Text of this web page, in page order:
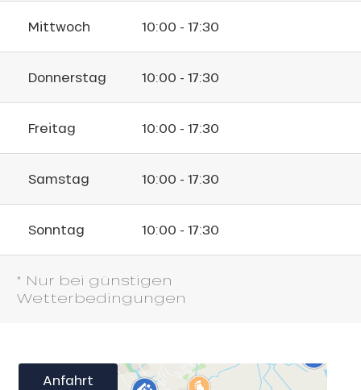
Mittwoch 10:00 - 17:30
Donnerstag 10:00 - 17:30
Freitag 10:00 - 17:30
Samstag 10:00 - 17:30
Sonntag 10:00 - 17:30
* Nur bei günstigen
Wetterbedingungen
Anfahrt